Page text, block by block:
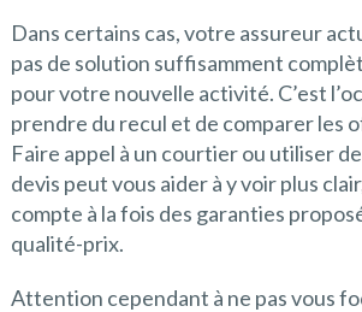
Dans certains cas, votre assureur
pas de solution suffisamment
pour votre nouvelle activité. C’est
prendre du recul et de comparer les
Faire appel à un courtier ou utiliser
devis peut vous aider à y voir plus
compte à la fois des garanties
qualité-prix.
Attention cependant à ne pas vous